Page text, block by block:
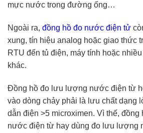
mực nước trong đường ống…
Ngoài ra, đồng hồ đo nước điện tử
xung, tín hiệu analog hoặc giao thức
RTU đến tủ điện, máy tính hoặc
khác.
Đồng hồ đo lưu lượng nước điện từ
vào dòng chảy phải là lưu chất dạng
dẫn điện >5 microximen. Vì thế,
nước điện từ hay dùng đo lưu lượng